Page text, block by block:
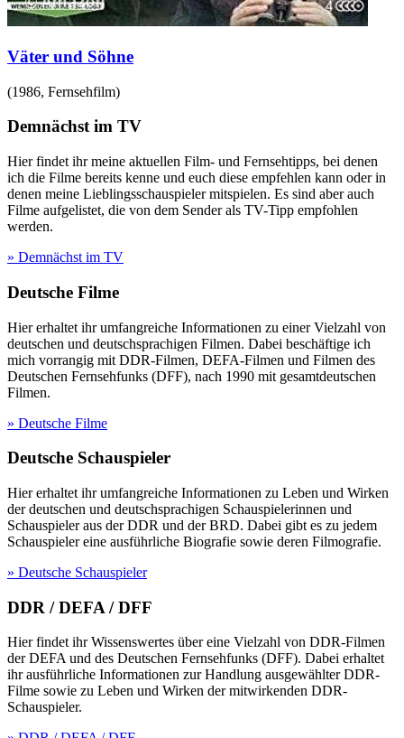
Väter und Söhne
(1986, Fernsehfilm)
Demnächst im TV
Hier findet ihr meine aktuellen Film- und Fernsehtipps, bei denen
ich die Filme bereits kenne und euch diese empfehlen kann oder in
denen meine Lieblingsschauspieler mitspielen. Es sind aber auch
Filme aufgelistet, die von dem Sender als TV-Tipp empfohlen
werden.
» Demnächst im TV
Deutsche Filme
Hier erhaltet ihr umfangreiche Informationen zu einer Vielzahl von
deutschen und deutschsprachigen Filmen. Dabei beschäftige ich
mich vorrangig mit DDR-Filmen, DEFA-Filmen und Filmen des
Deutschen Fernsehfunks (DFF), nach 1990 mit gesamtdeutschen
Filmen.
» Deutsche Filme
Deutsche Schauspieler
Hier erhaltet ihr umfangreiche Informationen zu Leben und Wirken
der deutschen und deutschsprachigen Schauspielerinnen und
Schauspieler aus der DDR und der BRD. Dabei gibt es zu jedem
Schauspieler eine ausführliche Biografie sowie deren Filmografie.
» Deutsche Schauspieler
DDR / DEFA / DFF
Hier findet ihr Wissenswertes über eine Vielzahl von DDR-Filmen
der DEFA und des Deutschen Fernsehfunks (DFF). Dabei erhaltet
ihr ausführliche Informationen zur Handlung ausgewählter DDR-
Filme sowie zu Leben und Wirken der mitwirkenden DDR-
Schauspieler.